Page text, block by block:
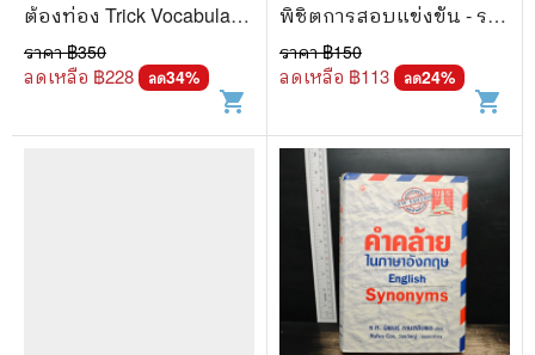
ต้องท่อง Trick Vocabulary
- จารุพงศ์ เพ็งเกลี้ยง
ราคา ฿350
ลดเหลือ ฿228 ลด34%
shopping_cart
พิชิตการสอบแข่งขัน - รส
รินทร์ บัญชาทัพ
ราคา ฿150
ลดเหลือ ฿113 ลด24%
shopping_cart